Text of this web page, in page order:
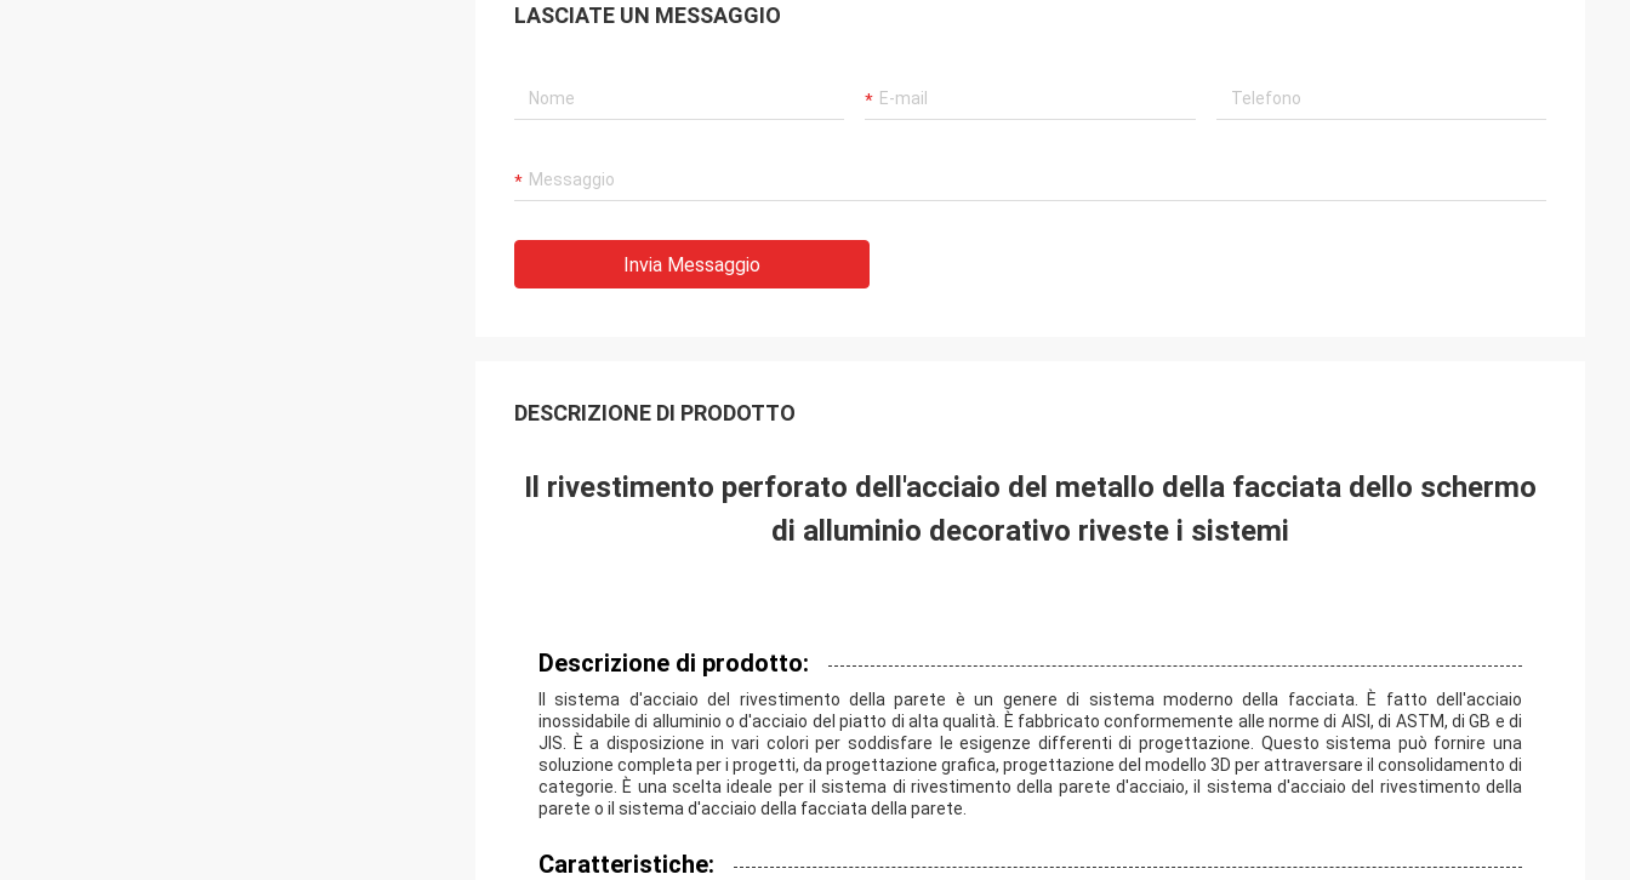
LASCIATE UN MESSAGGIO
Invia Messaggio
DESCRIZIONE DI PRODOTTO
Il rivestimento perforato dell'acciaio del metallo della facciata dello schermo
di alluminio decorativo riveste i sistemi
Descrizione di prodotto:
Il sistema d'acciaio del rivestimento della parete è un genere di sistema moderno della facciata. È fatto dell'acciaio
inossidabile di alluminio o d'acciaio del piatto di alta qualità. È fabbricato conformemente alle norme di AISI, di ASTM, di GB e di
JIS. È a disposizione in vari colori per soddisfare le esigenze differenti di progettazione. Questo sistema può fornire una
soluzione completa per i progetti, da progettazione grafica, progettazione del modello 3D per attraversare il consolidamento di
categorie. È una scelta ideale per il sistema di rivestimento della parete d'acciaio, il sistema d'acciaio del rivestimento della
parete o il sistema d'acciaio della facciata della parete.
Caratteristiche: